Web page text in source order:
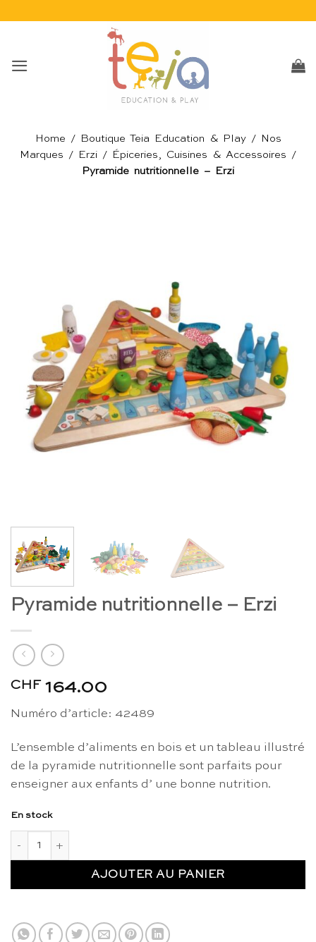
Home / Boutique Teia Education & Play/
Nos
Marques / Erzi / Épiceries, Cuisines & Accessoires /
Pyramide nutritionnelle – Erzi
Pyramide nutritionnelle – Erzi
CHF 164.00
Numéro d’article: 42489
L’ensemble d’aliments en bois et un tableau illustré
de la pyramide nutritionnelle sont parfaits pour
enseigner aux enfants d’ une bonne nutrition.
En stock
AJOUTER AU PANIER